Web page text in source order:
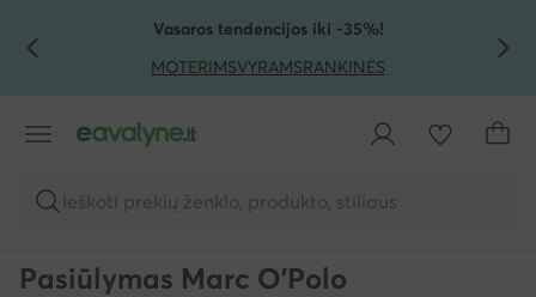
PEREITI PRIE PAGRINDINIO TURINIO
PEREITI Į PAIEŠKĄVasaros tendencijos iki -35%!
MOTERIMSVYRAMSRANKINĖS
Ieškoti prekių ženklo, produkto, stiliaus
Pasiūlymas Marc O'Polo